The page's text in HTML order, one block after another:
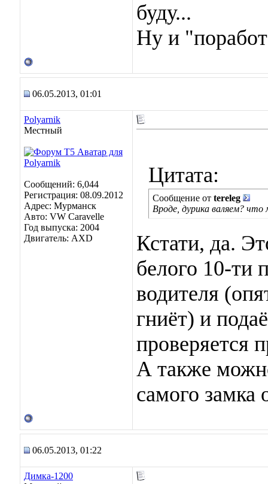
буду...
Ну и
06.05.2013, 01:01
Polyarnik
Местный
Сообщений: 6,044
Регистрация: 08.09.2012
Адрес: Мурманск
Авто: VW Caravelle
Год выпуска: 2004
Двигатель: AXD
Цитата:
Сообщение от tereleg
Вроде, дурика валяем?
Кстати, да.
белого 10-ти
водителя
гниёт) и
проверяется
А также
самого замка
06.05.2013, 01:22
Димка-1200